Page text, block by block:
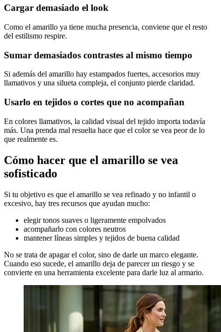
Cargar demasiado el look
Como el amarillo ya tiene mucha presencia, conviene que el resto
del estilismo respire.
Sumar demasiados contrastes al mismo tiempo
Si además del amarillo hay estampados fuertes, accesorios muy
llamativos y una silueta compleja, el conjunto pierde claridad.
Usarlo en tejidos o cortes que no acompañan
En colores llamativos, la calidad visual del tejido importa todavía
más. Una prenda mal resuelta hace que el color se vea peor de lo
que realmente es.
Cómo hacer que el amarillo se vea
sofisticado
Si tu objetivo es que el amarillo se vea refinado y no infantil o
excesivo, hay tres recursos que ayudan mucho:
elegir tonos suaves o ligeramente empolvados
acompañarlo con colores neutros
mantener líneas simples y tejidos de buena calidad
No se trata de apagar el color, sino de darle un marco elegante.
Cuando eso sucede, el amarillo deja de parecer un riesgo y se
convierte en una herramienta excelente para darle luz al armario.